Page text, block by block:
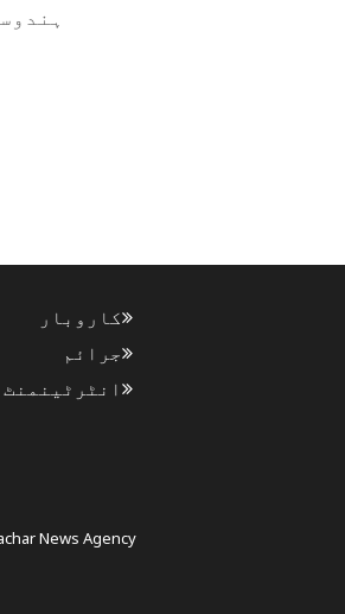
کاروبار
جرائم
انٹرٹینمنٹ
News Agency